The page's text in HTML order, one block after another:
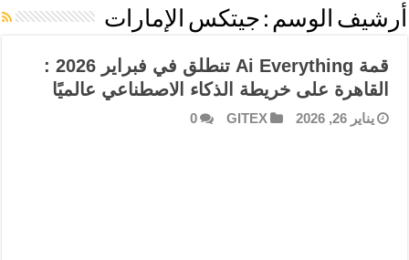
أرشيف الوسم : جيتكس الإمارات
قمة Ai Everything تنطلق في فبراير 2026 :
القاهرة على خريطة الذكاء الاصطناعي عالميًا
يناير 26, 2026 GITEX
0